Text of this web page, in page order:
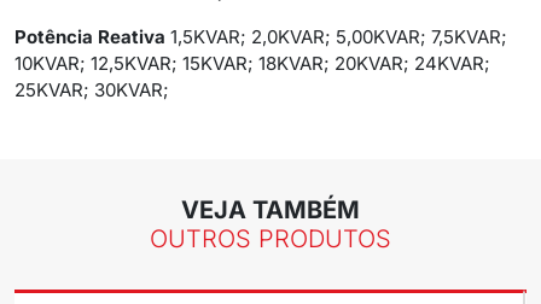
Potência Reativa 1,5KVAR; 2,0KVAR; 5,00KVAR; 7,5KVAR;
10KVAR; 12,5KVAR; 15KVAR; 18KVAR; 20KVAR; 24KVAR;
25KVAR; 30KVAR;
VEJA TAMBÉM
OUTROS PRODUTOS